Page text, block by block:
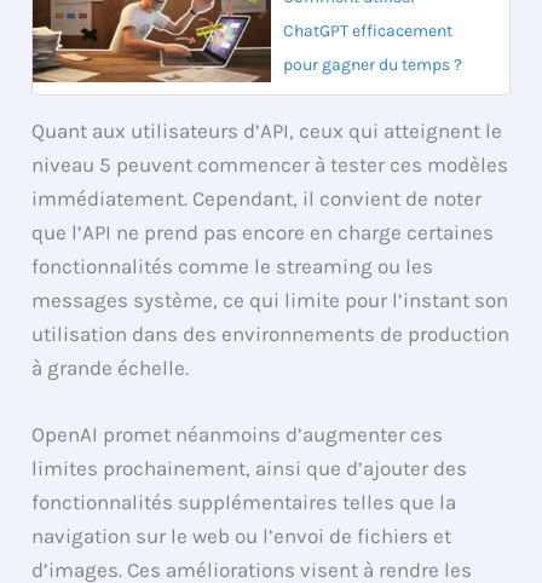
ChatGPT efficacement
pour gagner du temps ?
Quant aux utilisateurs d’API, ceux qui atteignent le
niveau 5 peuvent commencer à tester ces modèles
immédiatement. Cependant, il convient de noter
que l’API ne prend pas encore en charge certaines
fonctionnalités comme le streaming ou les
messages système, ce qui limite pour l’instant son
utilisation dans des environnements de production
à grande échelle.
OpenAI promet néanmoins d’augmenter ces
limites prochainement, ainsi que d’ajouter des
fonctionnalités supplémentaires telles que la
navigation sur le web ou l’envoi de fichiers et
d’images. Ces améliorations visent à rendre les